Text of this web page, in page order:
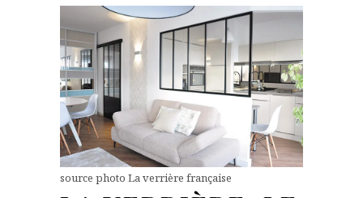
source photo La verrière française